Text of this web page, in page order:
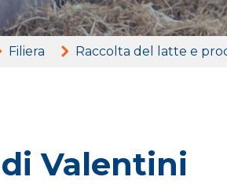
Filiera Raccolta del latte e
Valentini